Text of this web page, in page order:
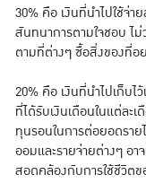
30% คือ เงินที่นำไปใช้จ่
สันทนาการตามใจชอบ ไม่
ตามที่ต่างๆ ซื้อสิ่งของที่อ
20% คือ เงินที่นำไปเก็บ
ที่ได้รับเงินเดือนในแต่ละ
ทุนรอนในการต่อยอดรา
ออมและรายจ่ายต่างๆ อ
สอดคล้องกับการใช้ชีวิต